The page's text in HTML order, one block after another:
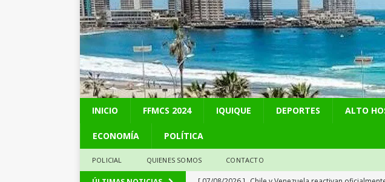
INICIO FFMCS 2024 IQUIQUE DEPORTES ALTO
ECONOMÍA POLÍTICA
POLICIAL QUIENES SOMOS CONTACTO